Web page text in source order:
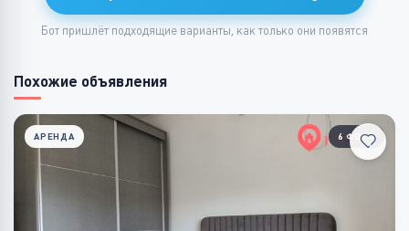
Бот пришлёт подходящие варианты, как только они появятся
Похожие объявления
6 ФОТО
АРЕНДА